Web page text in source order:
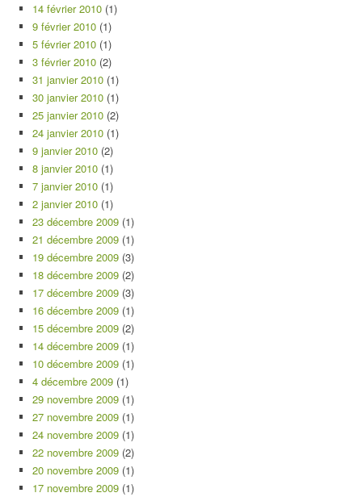
14 février 2010 (1)
9 février 2010 (1)
5 février 2010 (1)
3 février 2010 (2)
31 janvier 2010 (1)
30 janvier 2010 (1)
25 janvier 2010 (2)
24 janvier 2010 (1)
9 janvier 2010 (2)
8 janvier 2010 (1)
7 janvier 2010 (1)
2 janvier 2010 (1)
23 décembre 2009 (1)
21 décembre 2009 (1)
19 décembre 2009 (3)
18 décembre 2009 (2)
17 décembre 2009 (3)
16 décembre 2009 (1)
15 décembre 2009 (2)
14 décembre 2009 (1)
10 décembre 2009 (1)
4 décembre 2009 (1)
29 novembre 2009 (1)
27 novembre 2009 (1)
24 novembre 2009 (1)
22 novembre 2009 (2)
20 novembre 2009 (1)
17 novembre 2009 (1)